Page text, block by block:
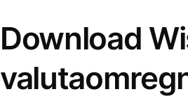
Download